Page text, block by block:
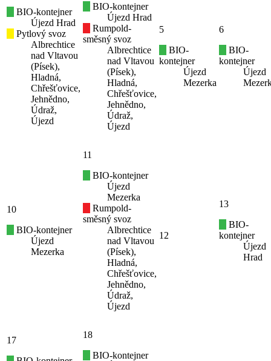
BIO-kontejner
Újezd Hrad
Pytlový svoz
Albrechtice
nad Vltavou
(Písek),
Hladná,
Chřešťovice,
Jehnědno,
Údraž,
Újezd
BIO-kontejner
Újezd Hrad
Rumpold-
směsný svoz
Albrechtice
nad Vltavou
(Písek),
Hladná,
Chřešťovice,
Jehnědno,
Údraž,
Újezd
5
BIO-
kontejner
Újezd
Mezerka
6
BIO-
kontejner
Újezd
10
BIO-kontejner
Újezd
Mezerka
11
BIO-kontejner
Újezd
Mezerka
Rumpold-
směsný svoz
Albrechtice
nad Vltavou
(Písek),
Hladná,
Chřešťovice,
Jehnědno,
Údraž,
Újezd
12
13
BIO-
kontejner
Újezd
Hrad
17
18
BIO-kontejner